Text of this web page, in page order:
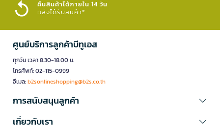
คืนสินค้าได้ภายใน 14 วัน
หลังได้รับสินค้า*
ศูนย์บริการลูกค้าบีทูเอส
ทุกวัน เวลา 8.30-18.00 น.
โทรศัพท์: 02-115-0999
อีเมล:b2sonlineshopping@b2s.co.th
การสนับสนุนลูกค้า
เกี่ยวกับเรา